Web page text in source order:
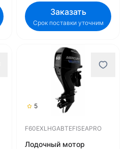
Заказать
Срок поставки уточним
5
F60EXLHGABTEFISEAPRO
Лодочный мотор